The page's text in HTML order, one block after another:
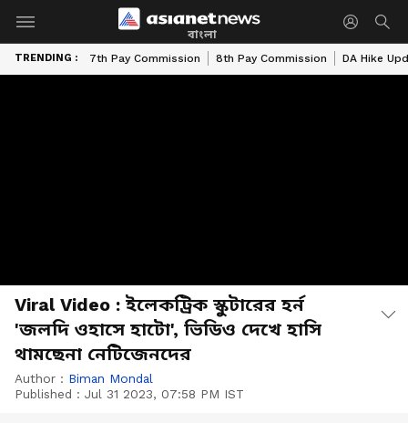
বাংলা
TRENDING : 7th Pay Commission 8th Pay Commission DA Hike
Viral Video : ইলেকট্রিক স্কুটারের হর্ন
'জলদি ওহাসে হাটো', ভিডিও দেখে হাসি
থামছেনা নেটিজেনদের
Author : Biman Mondal
Published : Jul 31 2023, 07:58 PM IST